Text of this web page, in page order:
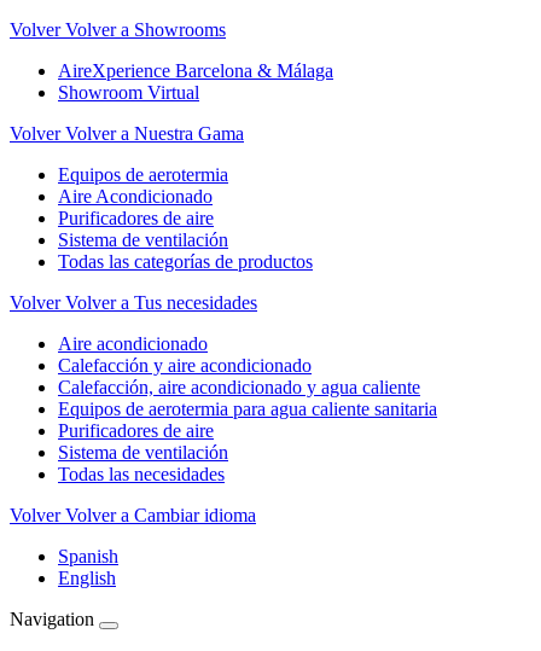
Volver Volver a Showrooms
AireXperience Barcelona & Málaga
Showroom Virtual
Volver Volver a Nuestra Gama
Equipos de aerotermia
Aire Acondicionado
Purificadores de aire
Sistema de ventilación
Todas las categorías de productos
Volver Volver a Tus necesidades
Aire acondicionado
Calefacción y aire acondicionado
Calefacción, aire acondicionado y agua caliente
Equipos de aerotermia para agua caliente sanitaria
Purificadores de aire
Sistema de ventilación
Todas las necesidades
Volver Volver a Cambiar idioma
Spanish
English
Navigation